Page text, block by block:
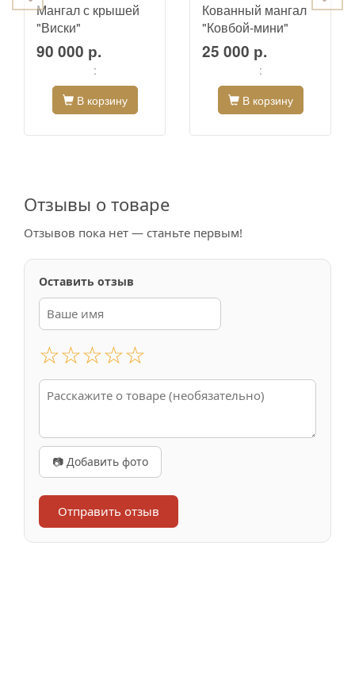
Мангал с крышей
"Виски"
90 000 р.
:
В корзину
Кованный мангал
"Ковбой-мини"
25 000 р.
:
В корзину
Отзывы о товаре
Отзывов пока нет — станьте первым!
Оставить отзыв
☆☆☆☆☆
📷 Добавить фото
Отправить отзыв